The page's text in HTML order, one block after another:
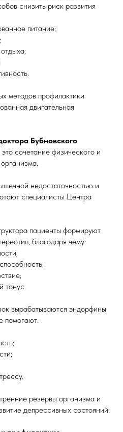
снизить риск развития
питание;
методов профилактики
двигательная
Бубновского
сочетание физического и
недостаточностью и
специалисты Центра
пациенты формируют
благодаря чему:
тонус.
вырабатываются эндорфины
помогают:
резервы организма и
депрессивных состояний.